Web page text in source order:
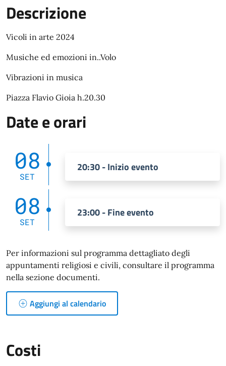
Descrizione
Vicoli in arte 2024
Musiche ed emozioni in..Volo
Vibrazioni in musica
Piazza Flavio Gioia h.20.30
Date e orari
08
SET
20:30 - Inizio evento
08
SET
23:00 - Fine evento
Per informazioni sul programma dettagliato degli
appuntamenti religiosi e civili, consultare il programma
nella sezione documenti.
Aggiungi al calendario
Costi